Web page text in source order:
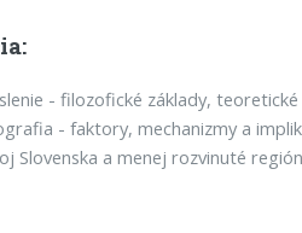
- filozofické základy,
- faktory, mechanizmy a
Slovenska a menej rozvinuté